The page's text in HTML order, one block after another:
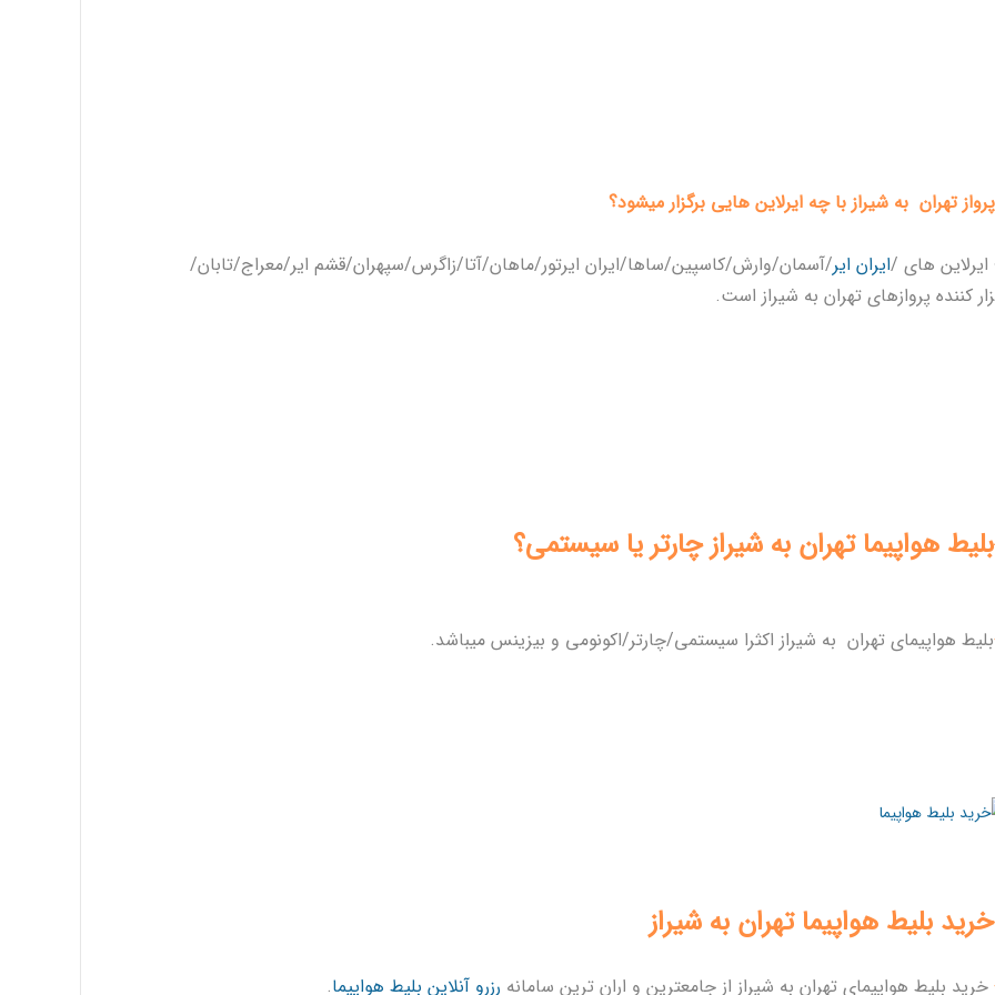
تهران به شیراز با چه ایرلاین هایی برگزار میشود؟
های /ایران ایر/آسمان/وارش/کاسپین/ساها/ایران ایرتور/ماهان/آتا/زاگرس/سپهران/قشم ایر/معراج/تابان/
کننده پروازهای تهران به شیراز است.
هواپیما تهران به شیراز چارتر یا سیستمی؟
بلیط هواپیمای تهران به شیراز اکثرا سیستمی/چارتر/اکونومی و بیزینس میباشد.
بلیط هواپیما تهران به شیراز
خرید بلیط هواپیمای تهران به شیراز از جامعترین و اران ترین سامانه رزرو آنلاین بلیط هواپیما.